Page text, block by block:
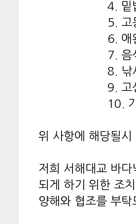
4. 밑밥투척
5. 고등어,
6. 애완동
7. 음식물
8. 낚시가
9. 고성방가로
10. 가장자리
위 사항에 해당될
저희 서해대교 바
되게 하기 위한 조
양해와 협조를 부탁